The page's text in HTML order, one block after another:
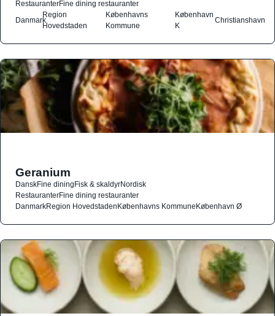
RestauranterFine dining restauranter
Danmark
Region
Hovedstaden
Københavns
Kommune
København
K
Christianshavn
Geranium
DanskFine diningFisk & skaldyrNordisk
RestauranterFine dining restauranter
DanmarkRegion HovedstadenKøbenhavns KommuneKøbenhavn Ø